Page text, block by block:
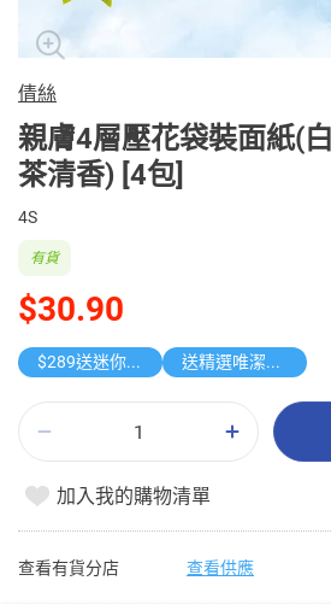
倩絲
親膚4層壓花袋裝面紙(白
茶清香) [4包]
4S
$30.90
有貨
$289送迷你鎖匙扣相機 送精選唯潔雅原箱紙品
加入我的購物清單
查看有貨分店 查看供應